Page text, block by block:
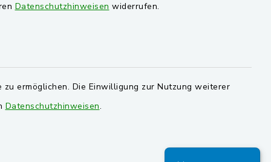
Datenschutzhinweisen widerrufen.
ermöglichen. Die Einwilligung zur Nutzung weiterer
Datenschutzhinweisen.